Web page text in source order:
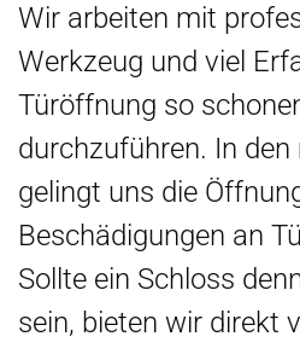
Wir arbeiten mit
Werkzeug und viel
Türöffnung so
durchzuführen. In
gelingt uns die
Beschädigungen an
Sollte ein Schloss
sein, bieten wir direkt